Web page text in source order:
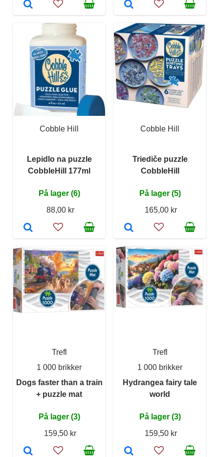
Cobble Hill
Lepidlo na puzzle
CobbleHill 177ml
På lager (6)
88,00 kr
Cobble Hill
Triediče puzzle
CobbleHill
På lager (5)
165,00 kr
Trefl
1 000 brikker
Dogs faster than a train
+ puzzle mat
På lager (3)
159,50 kr
Trefl
1 000 brikker
Hydrangea fairy tale
world
På lager (3)
159,50 kr